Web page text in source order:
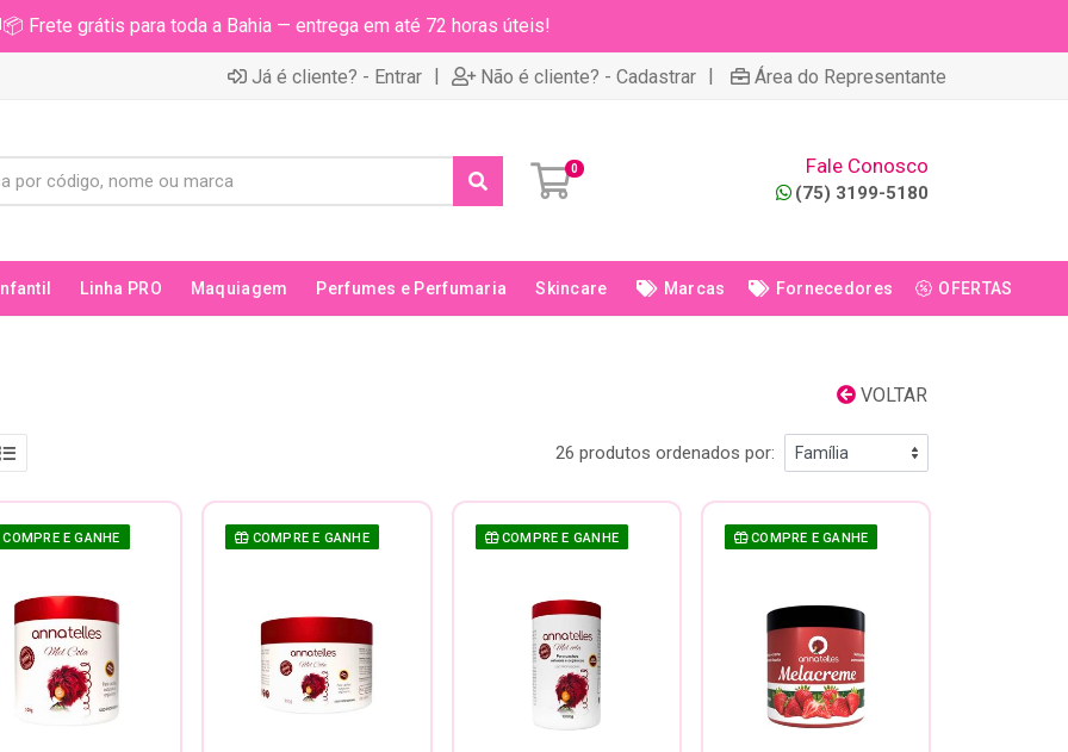
Frete grátis para toda a Bahia — entrega em até 72 horas úteis!
Já é cliente? - Entrar | Não é cliente? - Cadastrar | Área do Representante
0 Fale Conosco
(75) 3199-5180
Linha PRO Maquiagem Perfumes e Perfumaria Skincare Marcas Fornecedores OFERTAS
VOLTAR
26 produtos ordenados por:
COMPRE E GANHE COMPRE E GANHE COMPRE E GANHE COMPRE E GANHE